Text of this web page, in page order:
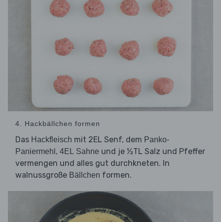
4. Hackbällchen formen
Das Hackfleisch mit 2EL Senf, dem Panko-
Paniermehl , 4EL Sahne und je ½TL Salz und Pfeffer
vermengen und alles gut durchkneten. In
walnussgroße Bällchen formen.